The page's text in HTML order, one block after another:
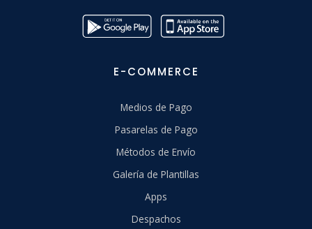
E-COMMERCE
Medios de Pago
Pasarelas de Pago
Métodos de Envío
Galería de Plantillas
Apps
Despachos